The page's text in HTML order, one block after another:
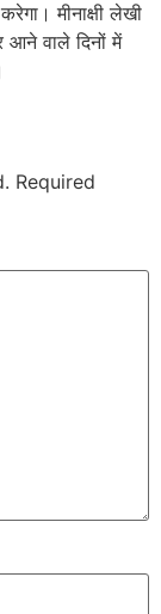
मीनाक्षी लेखी
आने वाले दिनों में
Required